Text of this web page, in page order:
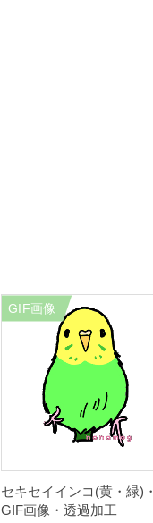
GIF画像
セキセイインコ(黄・緑)・
GIF画像・透過加工